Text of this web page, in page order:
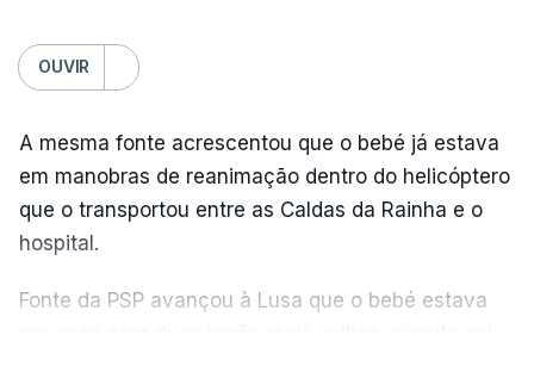
OUVIR
A mesma fonte acrescentou que o bebé já estava
em manobras de reanimação dentro do helicóptero
que o transportou entre as Caldas da Rainha e o
hospital.
Fonte da PSP avançou à Lusa que o bebé estava